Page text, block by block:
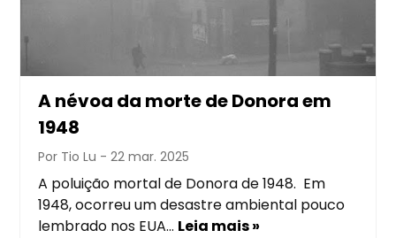
A névoa da morte de Donora em
1948
Por Tio Lu - 22 mar. 2025
A poluição mortal de Donora de 1948. Em
1948, ocorreu um desastre ambiental pouco
lembrado nos EUA… Leia mais »